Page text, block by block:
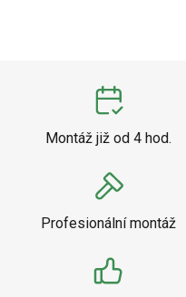
Montáž již od 4 hod.
Profesionální montáž